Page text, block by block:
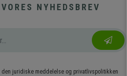
NYHEDSBREV
juridiske meddelelse og privatlivspolitikken